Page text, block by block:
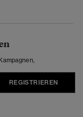
REGISTRIEREN